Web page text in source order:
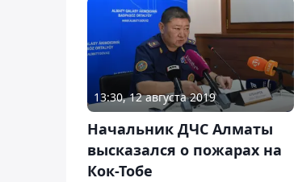
13:30, 12 августа 2019
Начальник ДЧС Алматы
высказался о пожарах на
Кок-Тобе